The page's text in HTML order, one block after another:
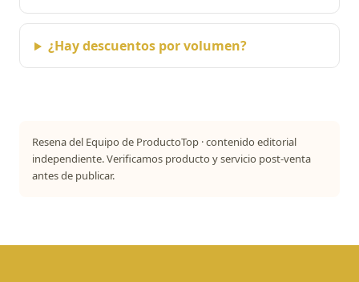
¿Hay descuentos por volumen?
Resena del Equipo de ProductoTop · contenido editorial
independiente. Verificamos producto y servicio post-venta
antes de publicar.